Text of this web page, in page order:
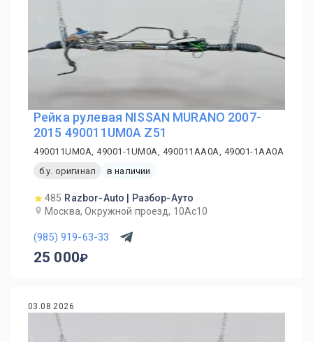
Рейка рулевая NISSAN MURANO 2007-
2015 490011UM0A Z51
490011UM0A, 49001-1UM0A, 490011AA0A, 49001-1AA0A
б.у. оригинал
в наличии
485 Razbor-Auto | Разбор-Ауто
Москва, Окружной проезд, 10Ас10
(985) 919-63-33
25 000
03.08.2026